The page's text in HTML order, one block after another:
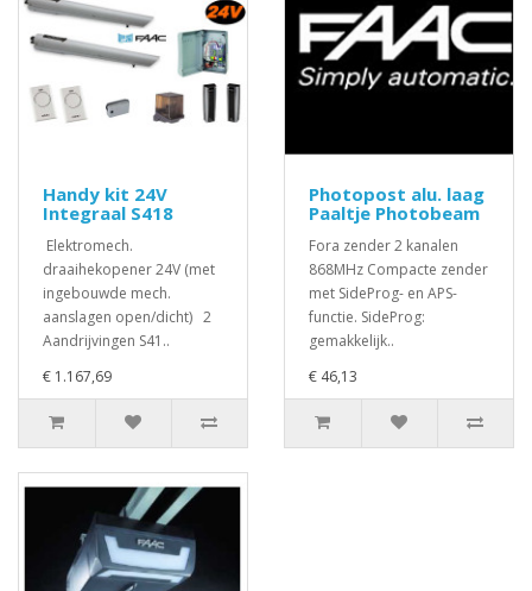
Handy kit 24V
Integraal S418
Elektromech.
draaihekopener 24V (met
ingebouwde mech.
aanslagen open/dicht) 2
Aandrijvingen S41..
€ 1.167,69
Photopost alu. laag
Paaltje Photobeam
Fora zender 2 kanalen
868MHz Compacte zender
met SideProg- en APS-
functie. SideProg:
gemakkelijk..
€ 46,13